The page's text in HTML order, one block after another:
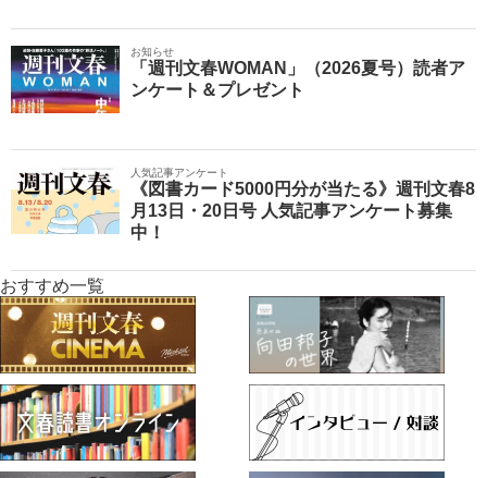
お知らせ
「週刊文春WOMAN」（2026夏号）読者ア
ンケート＆プレゼント
人気記事アンケート
《図書カード5000円分が当たる》週刊文春8
月13日・20日号 人気記事アンケート募集
中！
おすすめ一覧